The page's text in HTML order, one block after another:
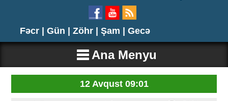
Fəcr | Gün | Zöhr | Şam | Gecə
Ana Menyu
12 Avqust 09:01